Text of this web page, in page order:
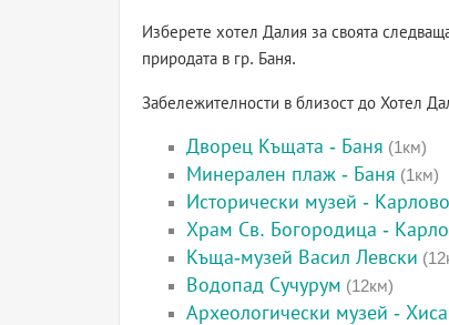
Изберете хотел Далия за своята
природата в гр. Баня.
Забележителности в близост до Хотел
Дворец Къщата - Баня (1км)
Минерален плаж - Баня (1км)
Исторически музей - Карлово
Храм Св. Богородица -
Къща-музей Васил Левски
Водопад Сучурум (12км)
Археологически музей -